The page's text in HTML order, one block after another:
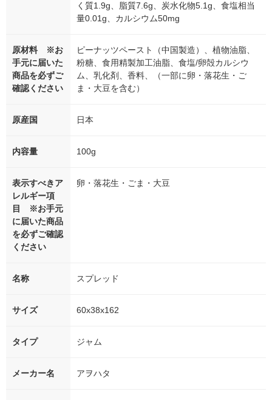
く質1.9g、脂質7.6g、炭水化物5.1g、食塩相当
量0.01g、カルシウム50mg
原材料 ※お
手元に届いた
商品を必ずご
確認ください
ピーナッツペースト（中国製造）、植物油脂、
粉糖、食用精製加工油脂、食塩/卵殻カルシウ
ム、乳化剤、香料、（一部に卵・落花生・ご
ま・大豆を含む）
原産国 日本
内容量 100g
表示すべきア
レルギー項
目 ※お手元
に届いた商品
を必ずご確認
ください
卵・落花生・ごま・大豆
名称 スプレッド
サイズ 60x38x162
タイプ ジャム
メーカー名 アヲハタ